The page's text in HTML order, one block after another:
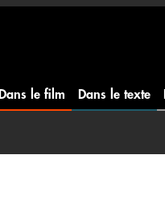
Dans le film Dans le texte